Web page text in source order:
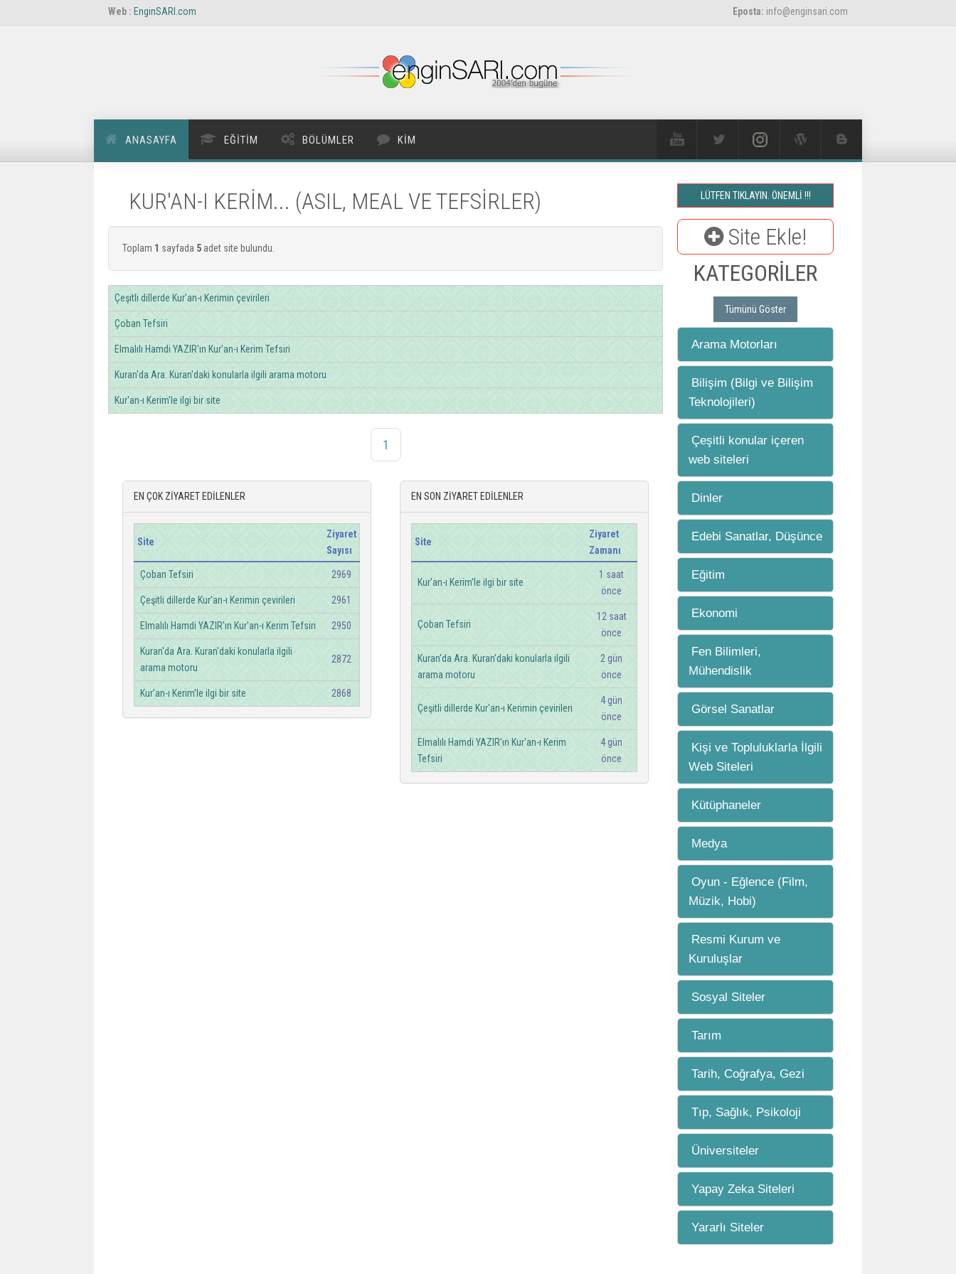
Web : EnginSARI.com Eposta: info@enginsari.com
ANASAYFA EĞITIM BÖLÜMLER KIM
KUR'AN-I KERİM... (ASIL, MEAL VE TEFSİRLER)
Toplam 1 sayfada 5 adet site bulundu.
Çeşitli dillerde Kur'an-ı Kerimin çevirileri
Çoban Tefsiri
Elmalılı Hamdi YAZIR'ın Kur'an-ı Kerim Tefsiri
Kuran'da Ara. Kuran'daki konularla ilgili arama motoru
Kur'an-ı Kerim'le ilgi bir site
1
EN ÇOK ZİYARET EDİLENLER
Site
Ziyaret
Sayısı
Çoban Tefsiri 2969
Çeşitli dillerde Kur'an-ı Kerimin çevirileri 2961
Elmalılı Hamdi YAZIR'ın Kur'an-ı Kerim Tefsiri 2950
Kuran'da Ara. Kuran'daki konularla ilgili
arama motoru
2872
Kur'an-ı Kerim'le ilgi bir site 2868
EN SON ZİYARET EDİLENLER
Site
Ziyaret
Zamanı
Kur'an-ı Kerim'le ilgi bir site
1 saat
önce
Çoban Tefsiri
12 saat
önce
Kuran'da Ara. Kuran'daki konularla ilgili
arama motoru
2 gün
önce
Çeşitli dillerde Kur'an-ı Kerimin çevirileri
4 gün
önce
Elmalılı Hamdi YAZIR'ın Kur'an-ı Kerim
Tefsiri
4 gün
önce
LÜTFEN TIKLAYIN. ÖNEMLİ !!!
Site Ekle!
KATEGORİLER
Tümünü Göster
Arama Motorları
Bilişim (Bilgi ve Bilişim
Teknolojileri)
Çeşitli konular içeren
web siteleri
Dinler
Edebi Sanatlar, Düşünce
Eğitim
Ekonomi
Fen Bilimleri,
Mühendislik
Görsel Sanatlar
Kişi ve Topluluklarla İlgili
Web Siteleri
Kütüphaneler
Medya
Oyun - Eğlence (Film,
Müzik, Hobi)
Resmi Kurum ve
Kuruluşlar
Sosyal Siteler
Tarım
Tarih, Coğrafya, Gezi
Tıp, Sağlık, Psikoloji
Üniversiteler
Yapay Zeka Siteleri
Yararlı Siteler